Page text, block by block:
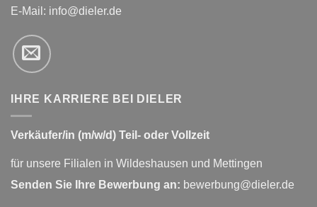
E-Mail: info@dieler.de
IHRE KARRIERE BEI DIELER
Verkäufer/in (m/w/d) Teil- oder Vollzeit
für unsere Filialen in Wildeshausen und Mettingen
Senden Sie Ihre Bewerbung an: bewerbung@dieler.de